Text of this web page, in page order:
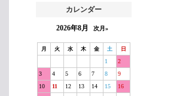
カレンダー
2026年8月 次月»
月 火 水 木 金 土 日
1
2
3
4 5 6 7 8
9
10
11 12 13 14 15
16